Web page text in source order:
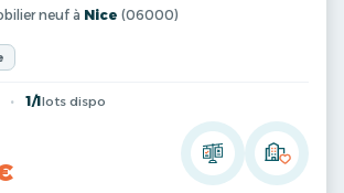
neuf à Nice (06000)
1/1 lots dispo